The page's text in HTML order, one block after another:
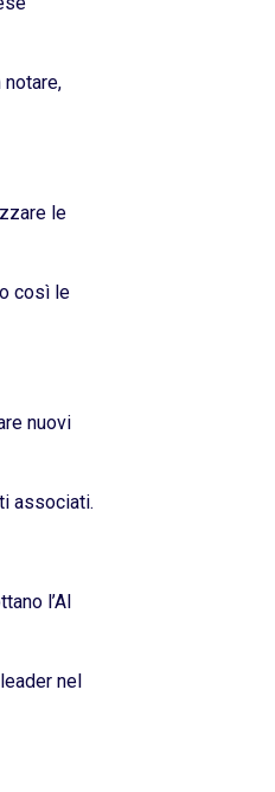
le
così le
nuovi
associati.
l’AI
nel